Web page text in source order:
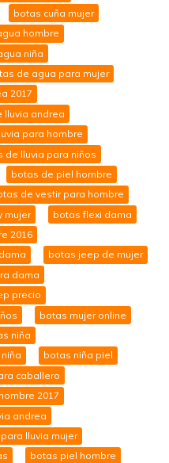
botas cuña mujer
hombre
niña
de agua para mujer
2017
lluvia andrea
para hombre
de lluvia para niños
botas de piel hombre
de vestir para hombre
mujer
botas flexi dama
2016
botas jeep de mujer
dama
precio
botas mujer online
niña
botas niña piel
caballero
2017
andrea
lluvia mujer
botas piel hombre